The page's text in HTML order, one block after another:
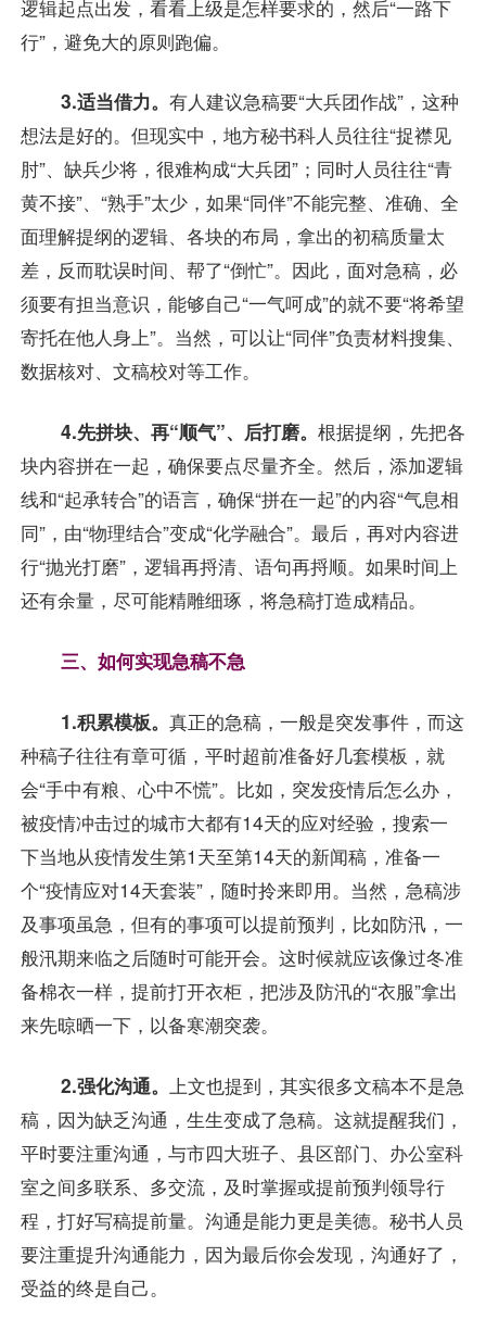
逻辑起点出发，看看上级是怎样要求的，然后“一路下
行”，避免大的原则跑偏。
3.适当借力。 有人建议急稿要“大兵团作战”，这种
想法是好的。但现实中，地方秘书科人员往往“捉襟见
肘”、缺兵少将，很难构成“大兵团”；同时人员往往“青
黄不接”、“熟手”太少，如果“同伴”不能完整、准确、全
面理解提纲的逻辑、各块的布局，拿出的初稿质量太
差，反而耽误时间、帮了“倒忙”。因此，面对急稿，必
须要有担当意识，能够自己“一气呵成”的就不要“将希望
寄托在他人身上”。当然，可以让“同伴”负责材料搜集、
数据核对、文稿校对等工作。
4.先拼块、再“顺气”、后打磨。 根据提纲，先把各
块内容拼在一起，确保要点尽量齐全。然后，添加逻辑
线和“起承转合”的语言，确保“拼在一起”的内容“气息相
同”，由“物理结合”变成“化学融合”。最后，再对内容进
行“抛光打磨”，逻辑再捋清、语句再捋顺。如果时间上
还有余量，尽可能精雕细琢，将急稿打造成精品。
三、如何实现急稿不急
1.积累模板。 真正的急稿，一般是突发事件，而这
种稿子往往有章可循，平时超前准备好几套模板，就
会“手中有粮、心中不慌”。比如，突发疫情后怎么办，
被疫情冲击过的城市大都有14天的应对经验，搜索一
下当地从疫情发生第1天至第14天的新闻稿，准备一
个“疫情应对14天套装”，随时拎来即用。当然，急稿涉
及事项虽急，但有的事项可以提前预判，比如防汛，一
般汛期来临之后随时可能开会。这时候就应该像过冬准
备棉衣一样，提前打开衣柜，把涉及防汛的“衣服”拿出
来先晾晒一下，以备寒潮突袭。
2.强化沟通。
上文也提到，其实很多文稿本不是急
稿，因为缺乏沟通，生生变成了急稿。这就提醒我们，
平时要注重沟通，与市四大班子、县区部门、办公室科
室之间多联系、多交流，及时掌握或提前预判领导行
程，打好写稿提前量。沟通是能力更是美德。秘书人员
要注重提升沟通能力，因为最后你会发现，沟通好了，
受益的终是自己。